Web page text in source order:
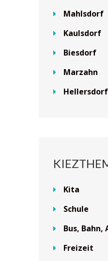
Mahlsdorf
Kaulsdorf
Biesdorf
Marzahn
Hellersdorf
Kita
Schule
Bus, Bahn,
Freizeit